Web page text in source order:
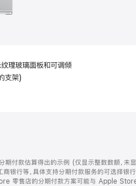
理玻璃面板和可调倾
支架)
期付款估算得出的示例 (仅显示整数数额，
商银行等，具体支持分期付款服务的可选择
零售店的分期付款方案可能与 Apple